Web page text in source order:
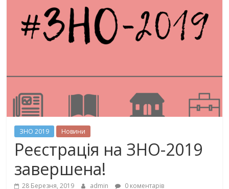
ЗНО 2019 Новини
Реєстрація на ЗНО-2019
завершена!
28 Березня, 2019 admin 0 коментарів